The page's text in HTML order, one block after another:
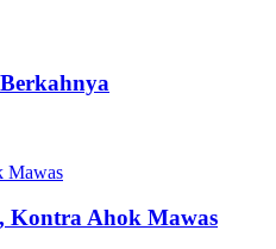
Kontra Ahok Mawas